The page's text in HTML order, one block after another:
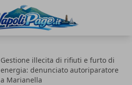
Gestione illecita di rifiuti e furto di
energia: denunciato autoriparatore
a Marianella